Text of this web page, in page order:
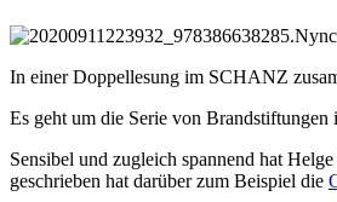
In einer Doppellesung im SCHANZ
Es geht um die Serie von
Sensibel und zugleich spannend hat
geschrieben hat darüber zum Beispiel die